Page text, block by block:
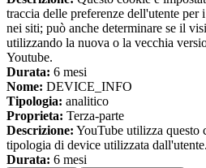
traccia delle preferenze dell'utente
nei siti; può anche determinare se il
utilizzando la nuova o la vecchia
Youtube.
Durata: 6 mesi
Nome: DEVICE_INFO
Tipologia: analitico
Proprieta: Terza-parte
Descrizione: YouTube utilizza questo
tipologia di device utilizzata dall'utente.
Durata: 6 mesi